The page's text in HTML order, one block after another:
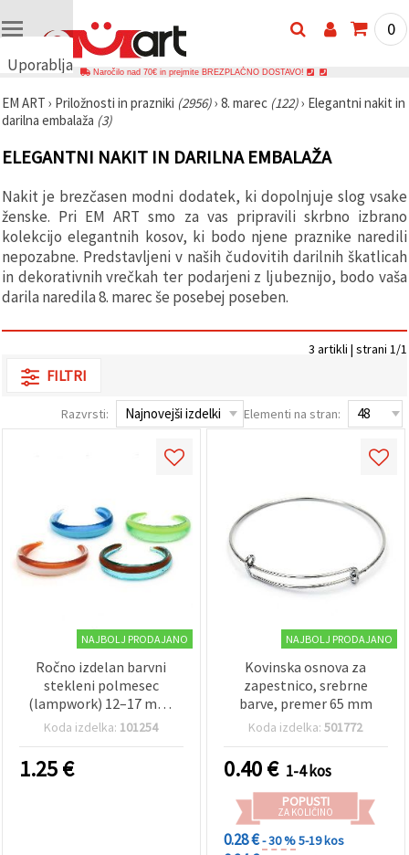
Uporabljamo
🍪
Uporabljamo
podobne
tehnologije,
zagotovimo
pravilno
delovanje
spletnega
mesta,
izboljšamo
vašo
uporabniško
z vašim
promet in
prikazujemo
oglase, tudi
S klikom na
»Sprejmi
vse!« se
lahko
označite
preference z
izbiro
določene
vrste
piškotkov
in klikom
0
Naročilo nad 70€ in prejmite BREZPLAČNO DOSTAVO!
EM ART › Priložnosti in prazniki (2956)› 8. marec (122)› Elegantni nakit in
darilna embalaža (3)
ELEGANTNI NAKIT IN DARILNA EMBALAŽA
Nakit je brezčasen modni dodatek, ki dopolnjuje slog vsake
ženske. Pri EM ART smo za vas pripravili skrbno izbrano
kolekcijo elegantnih kosov, ki bodo njene praznike naredili
nepozabne. Predstavljeni v naših čudovitih darilnih škatlicah
in dekorativnih vrečkah ter podarjeni z ljubeznijo, bodo vaša
darila naredila 8. marec še posebej poseben.
3 artikli | strani 1/1
FILTRI
Razvrsti: Elementi na stran:
NAJBOLJ PRODAJANO
Ročno izdelan barvni
stekleni polmesec
(lampwork) 12–17 mm,
notranji premer 58 mm –
dekoracije in DIY projekte
– mešane barve
Koda izdelka: 101254
1.25€
NAJBOLJ PRODAJANO
Kovinska osnova za
zapestnico, srebrne
barve, premer 65 mm
Koda izdelka:501772
0.40€ 1-4 kos
POPUSTI
ZA KOLIČINO
0.28 €- 30 %5-19 kos